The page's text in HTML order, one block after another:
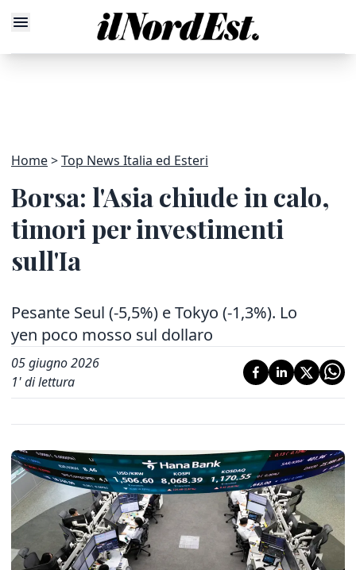
Home Top News Italia ed Esteri
Borsa: l'Asia chiude in calo,
timori per investimenti
sull'Ia
Pesante Seul (-5,5%) e Tokyo (-1,3%). Lo
yen poco mosso sul dollaro
05 giugno 2026
1' di lettura